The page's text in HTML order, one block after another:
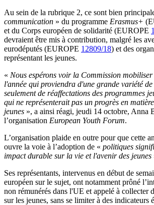
Au sein de la rubrique 2, ce sont bien
communication » du programme Erasmus+
et du Corps européen de solidarité (EUROPE
devraient être mis à contribution, malgré les
eurodéputés (EUROPE 12809/18) et des
représentant les jeunes.
« Nous espérons voir la Commission
l'année qui proviendra d'une grande variété de
seulement de réaffectations des programmes
qui ne représenterait pas un progrès en
jeunes », a ainsi réagi, jeudi 14 octobre, Anna
l’organisation European Youth Forum.
L’organisation plaide en outre pour que cette
ouvre la voie à l’adoption de « politiques
impact durable sur la vie et l'avenir des jeunes
Ses représentants, intervenus en début de
européen sur le sujet, ont notamment prôné
non rémunérés dans l'UE et appelé à collecter
sur les jeunes, sans se limiter à des indicateurs